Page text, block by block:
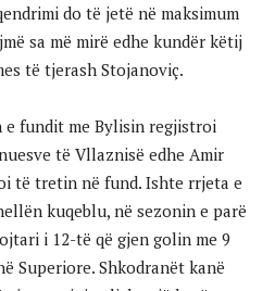
do të jetë në maksimum
sa më mirë edhe kundër këtij
të tjerash Stojanoviç.
e fundit me Bylisin regjistroi
të Vllaznisë edhe Amir
të tretin në fund. Ishte rrjeta e
kuqeblu, në sezonin e parë
i 12-të që gjen golin me 9
Superiore. Shkodranët kanë